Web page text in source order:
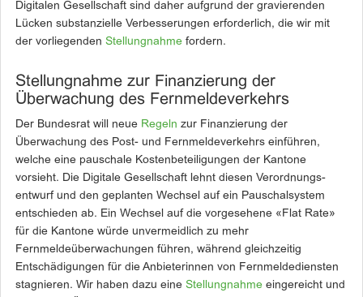
Digitalen Gesellschaft sind daher aufgrund der gravierenden
Lücken substanzielle Verbesserungen erforderlich, die wir mit
der vorliegenden Stellungnahme fordern.
Stellungnahme zur Finanzierung der
Überwachung des Fernmelde­verkehrs
Der Bundesrat will neue Regeln zur Finanzierung der
Überwachung des Post- und Fernmeldeverkehrs einführen,
welche eine pauschale Kostenbeteiligungen der Kantone
vorsieht. Die Digitale Gesellschaft lehnt diesen Verordnungs­
entwurf und den geplanten Wechsel auf ein Pauschalsystem
entschieden ab. Ein Wechsel auf die vorgesehene «Flat Rate»
für die Kantone würde unvermeidlich zu mehr
Fernmeldeüberwachungen führen, während gleichzeitig
Entschädigungen für die Anbieterinnen von Fernmeldediensten
stagnieren. Wir haben dazu eine Stellungnahme eingereicht und